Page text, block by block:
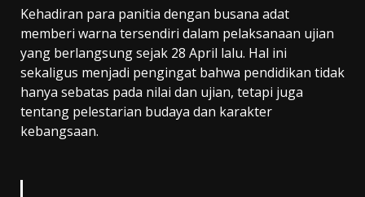
Kehadiran para panitia dengan busana adat
memberi warna tersendiri dalam pelaksanaan ujian
yang berlangsung sejak 28 April lalu. Hal ini
sekaligus menjadi pengingat bahwa pendidikan tidak
hanya sebatas pada nilai dan ujian, tetapi juga
tentang pelestarian budaya dan karakter
kebangsaan.